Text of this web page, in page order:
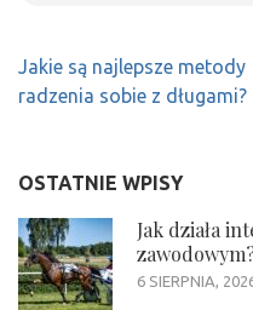
Nawigacja
wpisu
Jakie są najlepsze metody
radzenia sobie z długami?
OSTATNIE WPISY
Jak działa
6 SIERPNIA,